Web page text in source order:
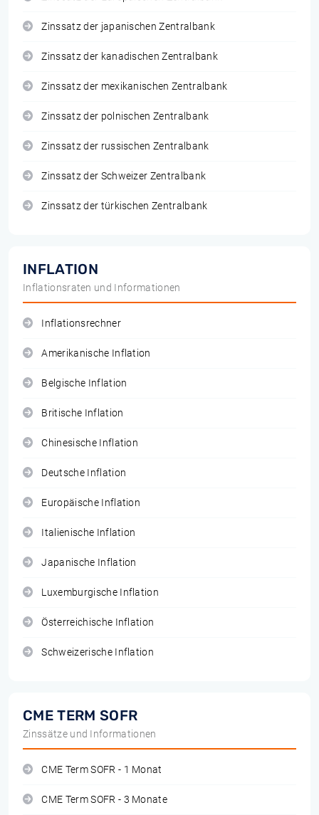
Zinssatz der japanischen Zentralbank
Zinssatz der kanadischen Zentralbank
Zinssatz der mexikanischen Zentralbank
Zinssatz der polnischen Zentralbank
Zinssatz der russischen Zentralbank
Zinssatz der Schweizer Zentralbank
Zinssatz der türkischen Zentralbank
INFLATION
Inflationsraten und Informationen
Inflationsrechner
Amerikanische Inflation
Belgische Inflation
Britische Inflation
Chinesische Inflation
Deutsche Inflation
Europäische Inflation
Italienische Inflation
Japanische Inflation
Luxemburgische Inflation
Österreichische Inflation
Schweizerische Inflation
CME TERM SOFR
Zinssätze und Informationen
CME Term SOFR - 1 Monat
CME Term SOFR - 3 Monate